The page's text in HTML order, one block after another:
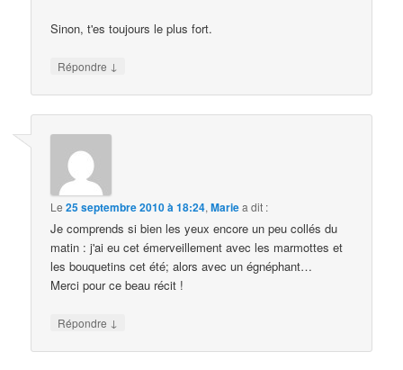
Sinon, t'es toujours le plus fort.
Répondre ↓
Le25 septembre 2010 à 18:24,Mariea dit :
Je comprends si bien les yeux encore un peu collés du
matin : j'ai eu cet émerveillement avec les marmottes et
les bouquetins cet été; alors avec un égnéphant…
Merci pour ce beau récit !
Répondre ↓